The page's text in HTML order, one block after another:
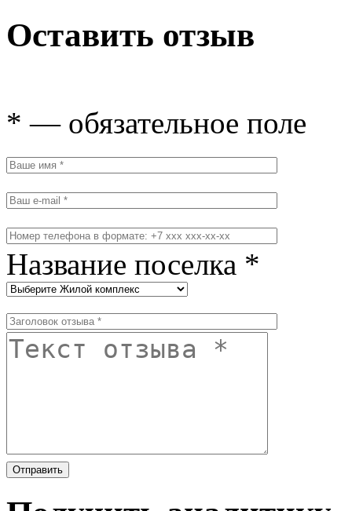
Оставить отзыв
* — обязательное поле
Название поселка *